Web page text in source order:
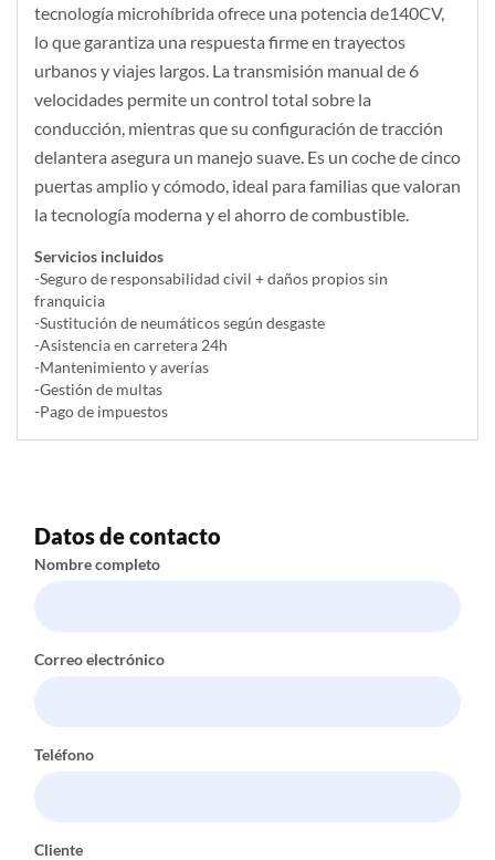
tecnología microhíbrida ofrece una potencia de140CV,
lo que garantiza una respuesta firme en trayectos
urbanos y viajes largos. La transmisión manual de 6
velocidades permite un control total sobre la
conducción, mientras que su configuración de tracción
delantera asegura un manejo suave. Es un coche de cinco
puertas amplio y cómodo, ideal para familias que valoran
la tecnología moderna y el ahorro de combustible.
Servicios incluidos
-Seguro de responsabilidad civil + daños propios sin
franquicia
-Sustitución de neumáticos según desgaste
-Asistencia en carretera 24h
-Mantenimiento y averías
-Gestión de multas
-Pago de impuestos
Datos de contacto
Nombre completo
Correo electrónico
Teléfono
Cliente